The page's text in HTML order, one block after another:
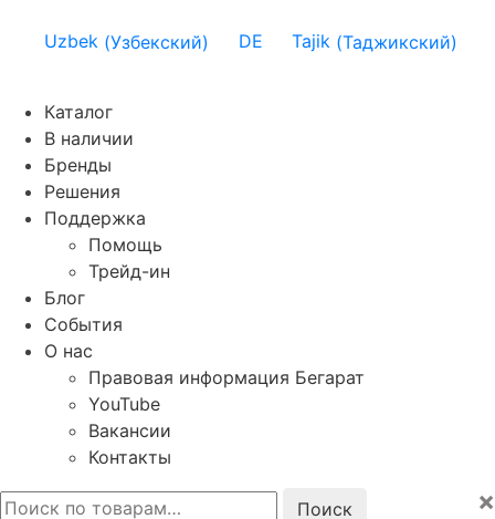
Uzbek (Узбекский) DE Tajik (Таджикский)
Каталог
В наличии
Бренды
Решения
Поддержка
Помощь
Трейд-ин
Блог
События
О нас
Правовая информация Бегарат
YouTube
Вакансии
Контакты
Искать:
×